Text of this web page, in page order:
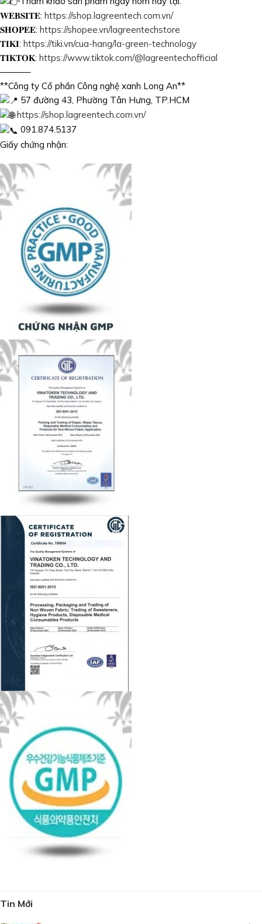
𝐖𝐄𝐁𝐒𝐈𝐓𝐄: https://shop.lagreentech.com.vn/
𝐒𝐇𝐎𝐏𝐄𝐄: https://shopee.vn/lagreentechstore
𝐓𝐈𝐊𝐈: https://tiki.vn/cua-hang/la-green-technology
𝐓𝐈𝐊𝐓𝐎𝐊: https://www.tiktok.com/@lagreentechofficial
———–
**Công ty Cổ phần Công nghệ xanh Long An**
57 đường 43, Phường Tân Hưng, TP.HCM
https://shop.lagreentech.com.vn/
091.874.5137
Giấy chứng nhận:
Tin Mới